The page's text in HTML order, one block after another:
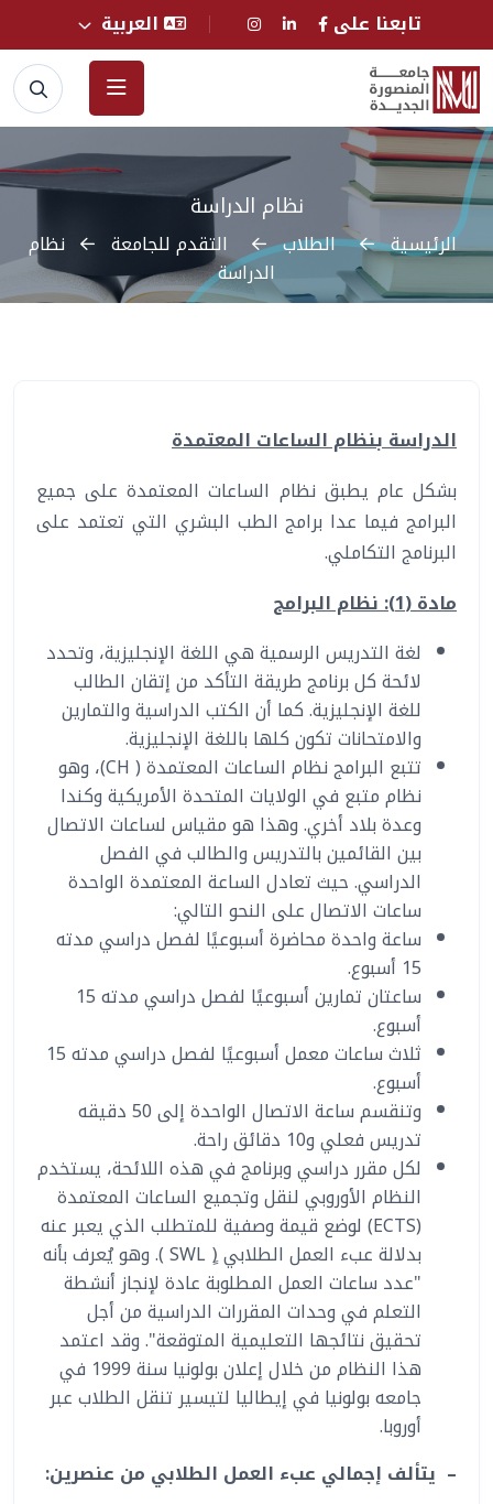
تابعنا على العربية
نظام الدراسة
الرئيسية الطلاب التقدم للجامعة
نظام
الدراسة
الدراسة بنظام الساعات المعتمدة
بشكل عام يطبق نظام الساعات المعتمدة على جميع
البرامج فيما عدا برامج الطب البشري التي تعتمد على
البرنامج التكاملي.
مادة (1): نظام البرامج
لغة التدريس الرسمية هي اللغة الإنجليزية، وتحدد
لائحة كل برنامج طريقة التأكد من إتقان الطالب
للغة الإنجليزية. كما أن الكتب الدراسية والتمارين
والامتحانات تكون كلها باللغة الإنجليزية.
تتبع البرامج نظام الساعات المعتمدة ( CH)، وهو
نظام متبع في الولايات المتحدة الأمريكية وكندا
وعدة بلاد أخري. وهذا هو مقياس لساعات الاتصال
بين القائمين بالتدريس والطالب في الفصل
الدراسي. حيث تعادل الساعة المعتمدة الواحدة
ساعات الاتصال على النحو التالي:
ساعة واحدة محاضرة أسبوعيًا لفصل دراسي مدته
15 أسبوع.
ساعتان تمارين أسبوعيًا لفصل دراسي مدته 15
أسبوع.
ثلاث ساعات معمل أسبوعيًا لفصل دراسي مدته 15
أسبوع.
وتنقسم ساعة الاتصال الواحدة إلى 50 دقيقه
تدريس فعلي و10 دقائق راحة.
لكل مقرر دراسي وبرنامج في هذه اللائحة، يستخدم
النظام الأوروبي لنقل وتجميع الساعات المعتمدة
(ECTS) لوضع قيمة وصفية للمتطلب الذي يعبر عنه
بدلالة عبء العمل الطلابي (ٍ SWL ). وهو يُعرف بأنه
"عدد ساعات العمل المطلوبة عادة لإنجاز أنشطة
التعلم في وحدات المقررات الدراسية من أجل
تحقيق نتائجها التعليمية المتوقعة". وقد اعتمد
هذا النظام من خلال إعلان بولونيا سنة 1999 في
جامعه بولونيا في إيطاليا لتيسير تنقل الطلاب عبر
أوروبا.
– يتألف إجمالي عبء العمل الطلابي من عنصرين:
متصل الآن · يرد فوراً